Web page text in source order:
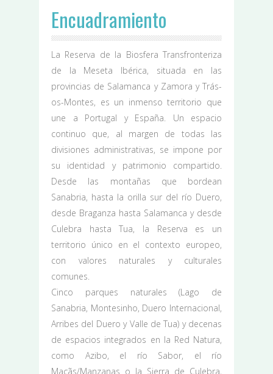
Encuadramiento
La Reserva de la Biosfera Transfronteriza
de la Meseta Ibérica, situada en las
provincias de Salamanca y Zamora y Trás-
os-Montes, es un inmenso territorio que
une a Portugal y España. Un espacio
continuo que, al margen de todas las
divisiones administrativas, se impone por
su identidad y patrimonio compartido.
Desde las montañas que bordean
Sanabria, hasta la orilla sur del río Duero,
desde Braganza hasta Salamanca y desde
Culebra hasta Tua, la Reserva es un
territorio único en el contexto europeo,
con valores naturales y culturales
comunes.
Cinco parques naturales (Lago de
Sanabria, Montesinho, Duero Internacional,
Arribes del Duero y Valle de Tua) y decenas
de espacios integrados en la Red Natura,
como Azibo, el río Sabor, el río
Maçãs/Manzanas o la Sierra de Culebra,